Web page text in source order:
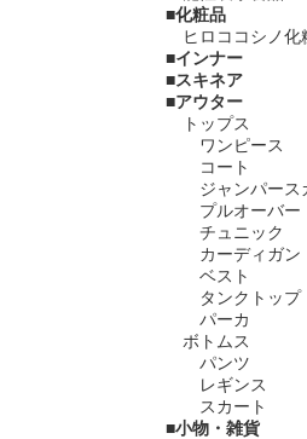
化粧品
ヒロココシノ化
インナー
スキネア
アウター
トップス
ワンピース
コート
ジャンパース
プルオーバー
チュニック
カーディガン
ベスト
タンクトップ
パーカ
ボトムス
パンツ
レギンス
スカート
小物・雑貨